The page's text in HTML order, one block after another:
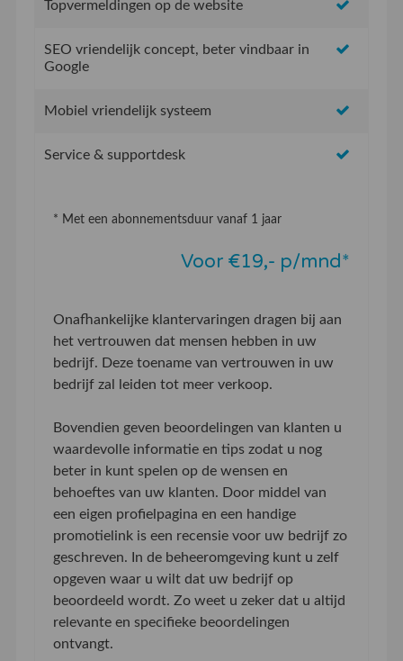
Topvermeldingen op de website
SEO vriendelijk concept, beter vindbaar in
Google
Mobiel vriendelijk systeem
Service & supportdesk
* Met een abonnementsduur vanaf 1 jaar
Voor €19,- p/mnd*
Onafhankelijke klantervaringen dragen bij aan
het vertrouwen dat mensen hebben in uw
bedrijf. Deze toename van vertrouwen in uw
bedrijf zal leiden tot meer verkoop.
Bovendien geven beoordelingen van klanten u
waardevolle informatie en tips zodat u nog
beter in kunt spelen op de wensen en
behoeftes van uw klanten. Door middel van
een eigen profielpagina en een handige
promotielink is een recensie voor uw bedrijf zo
geschreven. In de beheeromgeving kunt u zelf
opgeven waar u wilt dat uw bedrijf op
beoordeeld wordt. Zo weet u zeker dat u altijd
relevante en specifieke beoordelingen
ontvangt.